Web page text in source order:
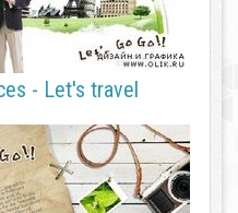
- Let's travel